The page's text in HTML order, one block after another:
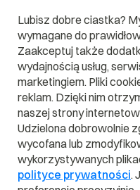
Czym jest UGC?
Przeczytaj czym jestUGC
Pomoże Ci to lepiej
Lubisz dobre ciastka?
wymagane do
Zaakceptuj także
wydajnością usług,
marketingiem. Pliki
reklam. Dzięki nim
naszej strony
Udzielona dobrowolnie
wycofana lub
wykorzystywanych
polityce prywatności.